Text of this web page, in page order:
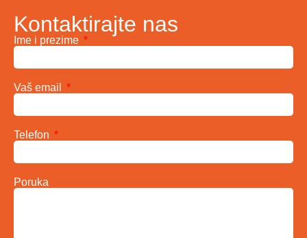
Kontaktirajte nas
Ime i prezime
Vaš email
Telefon
Poruka